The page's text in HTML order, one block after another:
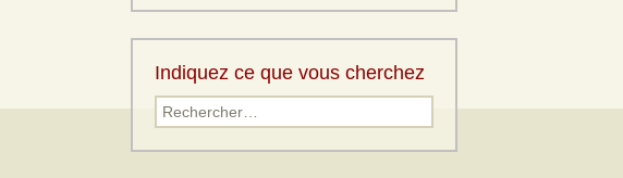
Indiquez ce que vous cherchez
Rechercher :